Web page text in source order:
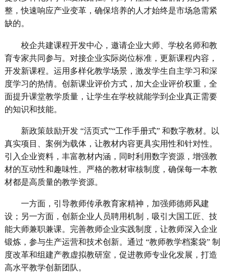
整，快速响应产业变革，确保培养的人才始终是市场急需紧
缺的。
校企共建课程开发中心，邀请企业大师、学校名师和教
育专家共同参与。对接企业实际岗位标准，更新课程内容，
开发新课程。运用多样化教学场景，激发学生自主学习和深
度学习的热情。创新课业评价方式，加大企业评价权重，全
面提升课堂教学质量，让学生在学校就能学到企业真正需要
的知识和技能。
新政策鼓励开发 “活页式”“工作手册式” 和数字教材。以
真实项目、案例为载体，让教材内容更具实用性和针对性。
引入企业资料，丰富教材内涵，同时利用数字资源，增强教
材的互动性和趣味性。严格的教材审核制度，确保每一本教
材都是高质量的教学资源。
一方面，引导教师传承教育家精神，加强师德师风建
设；另一方面，创新企业人员聘用机制，吸引大国工匠、技
能大师兼职兼课。完善教师企业实践制度，让教师深入企业
锻炼，参与生产运营和技术创新。通过 “教师教学档案袋” 制
度改革和组建产教虚拟教研室，促进教师专业化发展，打造
高水平教学创新团队。